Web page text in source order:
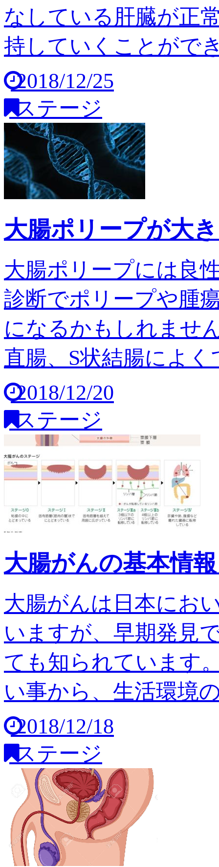
なしている肝臓が正
持していくことがで
2018/12/25
ステージ
大腸ポリープが大
大腸ポリープには良
診断でポリープや腫
になるかもしれませ
直腸、S状結腸によ
2018/12/20
ステージ
大腸がんの基本情
大腸がんは日本にお
いますが、早期発見
ても知られています
い事から、生活環境
2018/12/18
ステージ